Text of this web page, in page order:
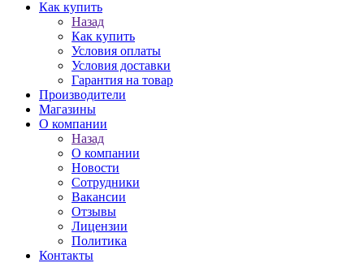
Как купить
Назад
Как купить
Условия оплаты
Условия доставки
Гарантия на товар
Производители
Магазины
О компании
Назад
О компании
Новости
Сотрудники
Вакансии
Отзывы
Лицензии
Политика
Контакты